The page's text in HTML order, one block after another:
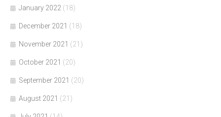
January 2022 (18)
December 2021 (18)
November 2021 (21)
October 2021 (20)
September 2021 (20)
August 2021 (21)